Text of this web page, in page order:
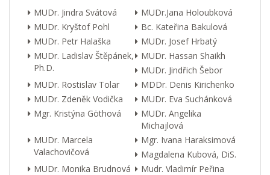
MUDr. Jindra Svátová
MUDr.Jana Holoubková
MUDr. Kryštof Pohl
Bc. Kateřina Bakulová
MUDr. Petr Halaška
MUDr. Josef Hrbatý
MUDr. Ladislav Štěpánek,
Ph.D.
MUDr. Hassan Shaikh
MUDr. Jindřich Šebor
MUDr. Rostislav Tolar
MDDr. Denis Kirichenko
MUDr. Zdeněk Vodička
MUDr. Eva Suchánková
Mgr. Kristýna Göthová
MUDr. Angelika
Michajlová
MUDr. Marcela
Valachovičová
Mgr. Ivana Haraksimová
Magdalena Kubová, DiS.
MUDr. Monika Brudnová
Mudr. Vladimír Peřina